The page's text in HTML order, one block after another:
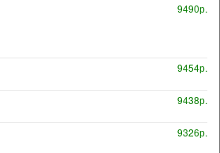
9490р.
9454р.
9438р.
9326р.